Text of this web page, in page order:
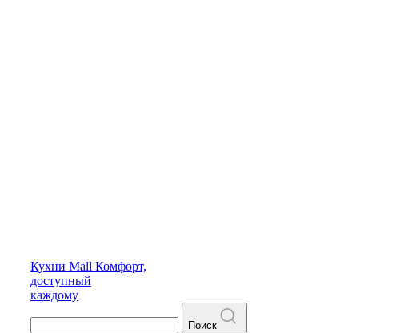
Кухни Mall Комфорт,
доступный
каждому
Поиск